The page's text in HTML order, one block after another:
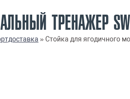
ТРЕНАЖЕР
»Стойка для ягодичного